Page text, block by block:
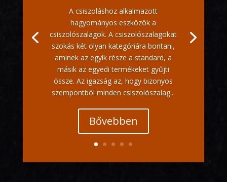
A csiszoláshoz alkalmazott
hagyományos eszközök a
csiszolószalagok. A csiszolószalagokat
szokás két olyan kategóriára bontani,
aminek az egyik része a standard, a
másik az egyedi termékeket gyűjti
össze. Az igazság az, hogy bizonyos
szempontból minden csiszolószalag...
Bővebben